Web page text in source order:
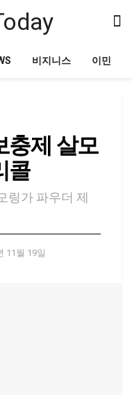
비지니스 이민
충제 살모
콜
링가 파우더 제
11월 19일